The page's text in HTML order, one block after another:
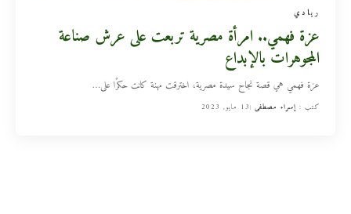
ريادي
عزة فهمي.. امرأة مصرية تربعت على عرش صناعة
المجوهرات بالإبداع
عزة فهمي هي قصة نجاح سيدة مصرية، اخترقت مهنة كانت حكرًا على…
كتب : إسراء مصطفى 13 مايو, 2023